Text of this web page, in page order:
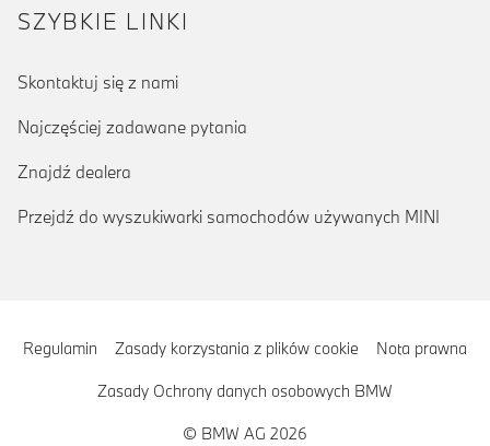
SZYBKIE LINKI
Skontaktuj się z nami
Najczęściej zadawane pytania
Znajdź dealera
Przejdź do wyszukiwarki samochodów używanych MINI
Regulamin Zasady korzystania z plików cookie Nota prawna
Zasady Ochrony danych osobowych BMW
© BMW AG 2026